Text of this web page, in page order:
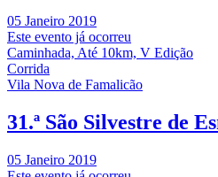
05 Janeiro 2019
Este evento já ocorreu
Caminhada, Até 10km, V Edição
Corrida
Vila Nova de Famalicão
31.ª São Silvestre de
05 Janeiro 2019